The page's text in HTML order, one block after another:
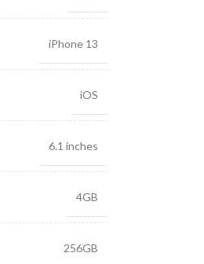
iPhone 13
iOS
6.1 inches
4GB
256GB